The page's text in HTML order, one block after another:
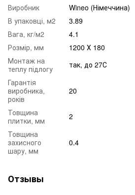
Виробник
Wineo (Німеччина)
В упаковці, м2
3.89
Вага, кг/м2
4.1
Розмір, мм
1200 Х 180
Монтаж на
теплу підлогу
так, до 27С
Гарантія
виробника,
років
20
Товщина
плитки, мм
2
Товщина
захисного
шару, мм
0.4
Отзывы